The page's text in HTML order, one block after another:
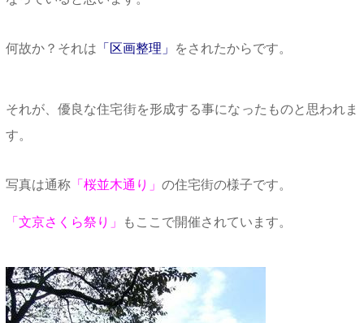
何故か？それは 「区画整理」 をされたからです。
それが、優良な住宅街を形成する事になったものと思われま
す。
写真は通称「桜並木通り」 の住宅街の様子です。
「文京さくら祭り」 もここで開催されています。